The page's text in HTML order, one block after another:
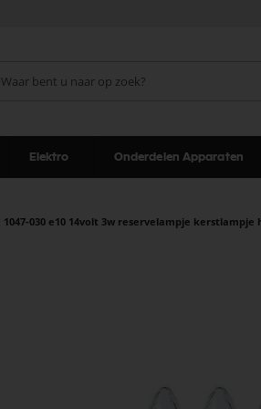
Elektro Onderdelen Apparaten
030 e10 14volt 3w reservelampje kerstlampje